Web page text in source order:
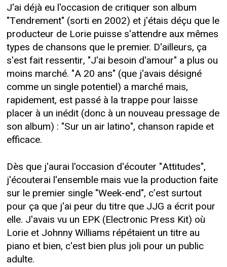
J'ai déjà eu l'occasion de critiquer son album
"Tendrement" (sorti en 2002) et j'étais déçu que le
producteur de Lorie puisse s'attendre aux mêmes
types de chansons que le premier. D'ailleurs, ça
s'est fait ressentir, "J'ai besoin d'amour" a plus ou
moins marché. "A 20 ans" (que j'avais désigné
comme un single potentiel) a marché mais,
rapidement, est passé à la trappe pour laisse
placer à un inédit (donc à un nouveau pressage de
son album) : "Sur un air latino", chanson rapide et
efficace.
Dès que j'aurai l'occasion d'écouter "Attitudes",
j'écouterai l'ensemble mais vue la production faite
sur le premier single "Week-end", c’est surtout
pour ça que j'ai peur du titre que JJG a écrit pour
elle. J'avais vu un EPK (Electronic Press Kit) où
Lorie et Johnny Williams répétaient un titre au
piano et bien, c'est bien plus joli pour un public
adulte.